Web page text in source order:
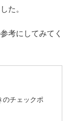
た。
考にしてみてく
のチェックポ